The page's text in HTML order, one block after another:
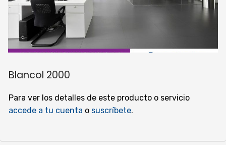
Blancol 2000
Para ver los detalles de este producto o servicio
accede a tu cuenta o suscríbete.